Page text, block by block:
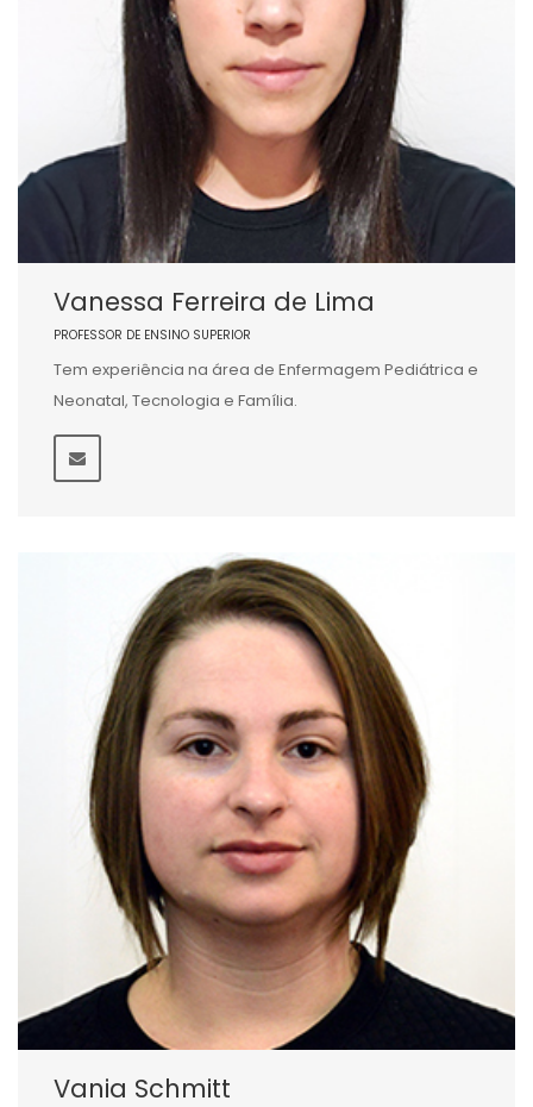
Vanessa Ferreira de Lima
PROFESSOR DE ENSINO SUPERIOR
Tem experiência na área de Enfermagem Pediátrica e
Neonatal, Tecnologia e Família.
Vania Schmitt